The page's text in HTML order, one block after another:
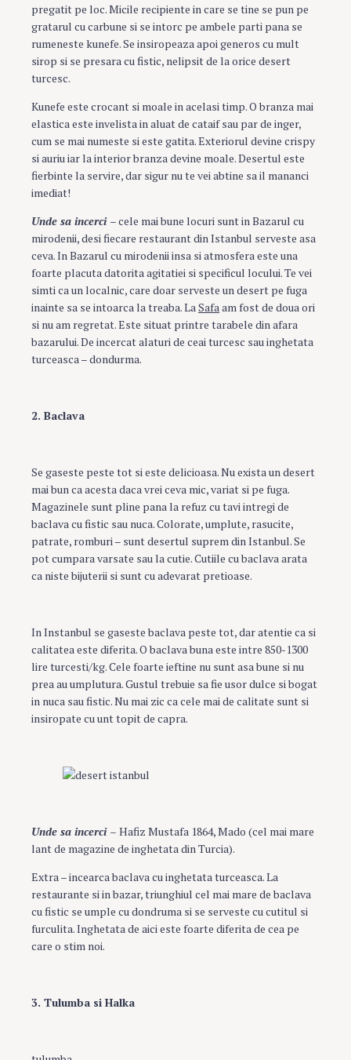
pregatit pe loc. Micile recipiente in care se tine se pun pe
gratarul cu carbune si se intorc pe ambele parti pana se
rumeneste kunefe. Se insiropeaza apoi generos cu mult
sirop si se presara cu fistic, nelipsit de la orice desert
turcesc.
Kunefe este crocant si moale in acelasi timp. O branza mai
elastica este invelista in aluat de cataif sau par de inger,
cum se mai numeste si este gatita. Exteriorul devine crispy
si auriu iar la interior branza devine moale. Desertul este
fierbinte la servire, dar sigur nu te vei abtine sa il mananci
imediat!
Unde sa incerci – cele mai bune locuri sunt in Bazarul cu
mirodenii, desi fiecare restaurant din Istanbul serveste asa
ceva. In Bazarul cu mirodenii insa si atmosfera este una
foarte placuta datorita agitatiei si specificul locului. Te vei
simti ca un localnic, care doar serveste un desert pe fuga
inainte sa se intoarca la treaba. La Safa am fost de doua ori
si nu am regretat. Este situat printre tarabele din afara
bazarului. De incercat alaturi de ceai turcesc sau inghetata
turceasca – dondurma.
2. Baclava
Se gaseste peste tot si este delicioasa. Nu exista un desert
mai bun ca acesta daca vrei ceva mic, variat si pe fuga.
Magazinele sunt pline pana la refuz cu tavi intregi de
baclava cu fistic sau nuca. Colorate, umplute, rasucite,
patrate, romburi – sunt desertul suprem din Istanbul. Se
pot cumpara varsate sau la cutie. Cutiile cu baclava arata
ca niste bijuterii si sunt cu adevarat pretioase.
In Instanbul se gaseste baclava peste tot, dar atentie ca si
calitatea este diferita. O baclava buna este intre 850-1300
lire turcesti/kg. Cele foarte ieftine nu sunt asa bune si nu
prea au umplutura. Gustul trebuie sa fie usor dulce si bogat
in nuca sau fistic. Nu mai zic ca cele mai de calitate sunt si
insiropate cu unt topit de capra.
Unde sa incerci – Hafiz Mustafa 1864, Mado (cel mai mare
lant de magazine de inghetata din Turcia).
Extra – incearca baclava cu inghetata turceasca. La
restaurante si in bazar, triunghiul cel mai mare de baclava
cu fistic se umple cu dondruma si se serveste cu cutitul si
furculita. Inghetata de aici este foarte diferita de cea pe
care o stim noi.
3. Tulumba si Halka